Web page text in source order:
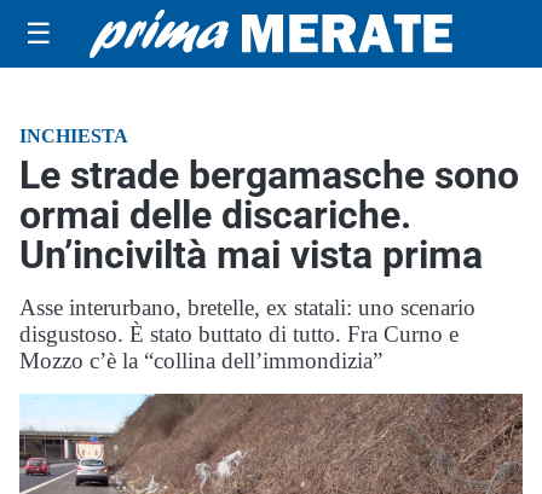
☰
INCHIESTA
Le strade bergamasche sono
ormai delle discariche.
Un’inciviltà mai vista prima
Asse interurbano, bretelle, ex statali: uno scenario
disgustoso. È stato buttato di tutto. Fra Curno e
Mozzo c’è la “collina dell’immondizia”